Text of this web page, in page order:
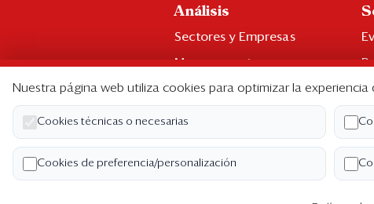
Análisis
Sectores y Empresas
Management
Economía y Finanzas
Ranking CEO
Blogs
Nuestra página web utiliza cookies para optimizar la experiencia
Cookies técnicas o necesarias
Cookies de preferencia/personalización